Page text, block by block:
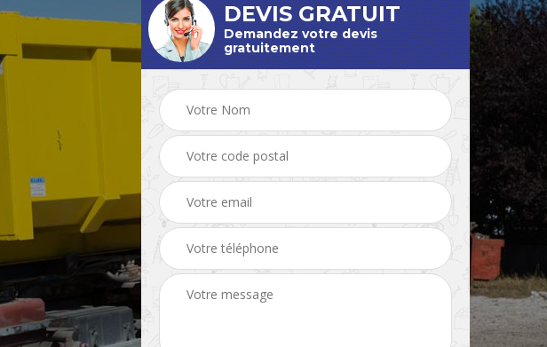
DEVIS GRATUIT
Demandez votre devis
gratuitement